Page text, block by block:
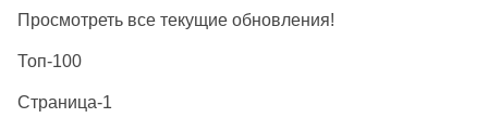
Просмотреть все текущие обновления!
Топ-100
Страница-1